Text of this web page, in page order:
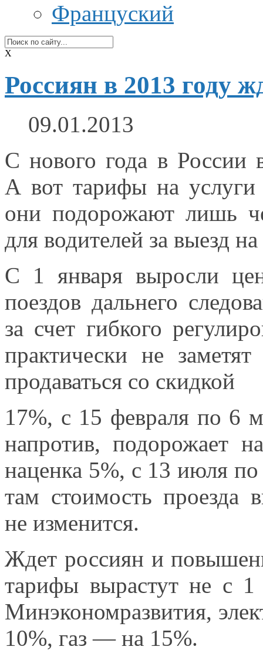
Француский
X
Россиян в 2013 году
09.01.2013
С новогогода в России
А воттарифы на услуги
они подорожают лишь
для водителей за выезд
С 1 января выросли
поездов дальнего
за счет гибкого
практически не заметят
продаваться со скидкой
17%, с 15 февраляпо 6
напротив, подорожает
наценка 5%, с 13 июля
там стоимость проезда
не изменится.
Ждет россиян и
тарифы вырастут не с 1
Минэкономразвития,
10%, газ —на 15%.